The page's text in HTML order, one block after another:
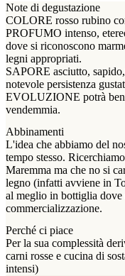
Note di degustazione
COLORE rosso rubino
PROFUMO intenso,
dove si riconoscono
legni appropriati.
SAPORE asciutto,
notevole persistenza
EVOLUZIONE potrà
vendemmia.
Abbinamenti
L'idea che abbiamo del
tempo stesso.
Maremma ma che no si
legno (infatti avviene in
al meglio in bottiglia dove
commercializzazione.
Perché ci piace
Per la sua complessità
carni rosse e cucina di
intensi)